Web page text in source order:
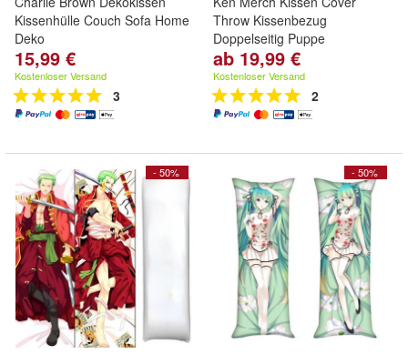
Kissenhülle Couch Sofa Home
Deko
15,99 €
Kostenloser Versand
3
Throw Kissenbezug
Doppelseitig Puppe
ab 19,99 €
Kostenloser Versand
2
- 50% - 50%